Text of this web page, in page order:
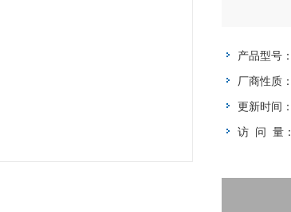
产品型号：
厂商性质：
更新时间：
访 问 量：